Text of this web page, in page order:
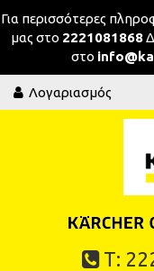
Για περισσότερες
μας στο 2221081868
στο
Λογαριασμός
Τ: